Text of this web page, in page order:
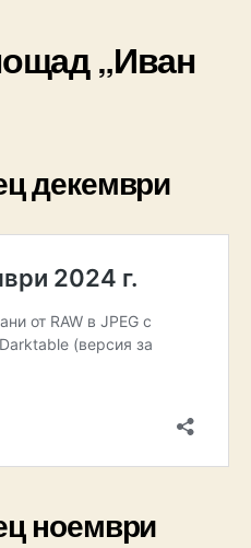
„Иван
декември
ноември